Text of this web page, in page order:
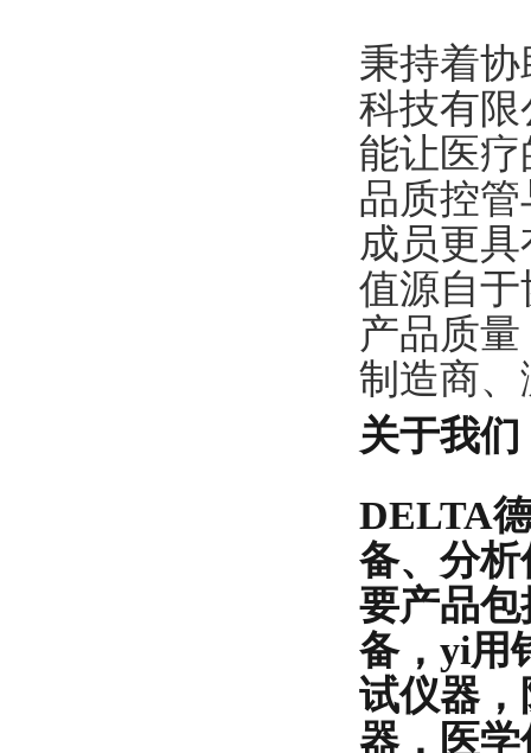
秉持着
科技有
能让医
品质控
成员更
值源自
产品质
制造商
关于我们
DELTA
备、分
要产品包
备，yi用
试仪器
器，医